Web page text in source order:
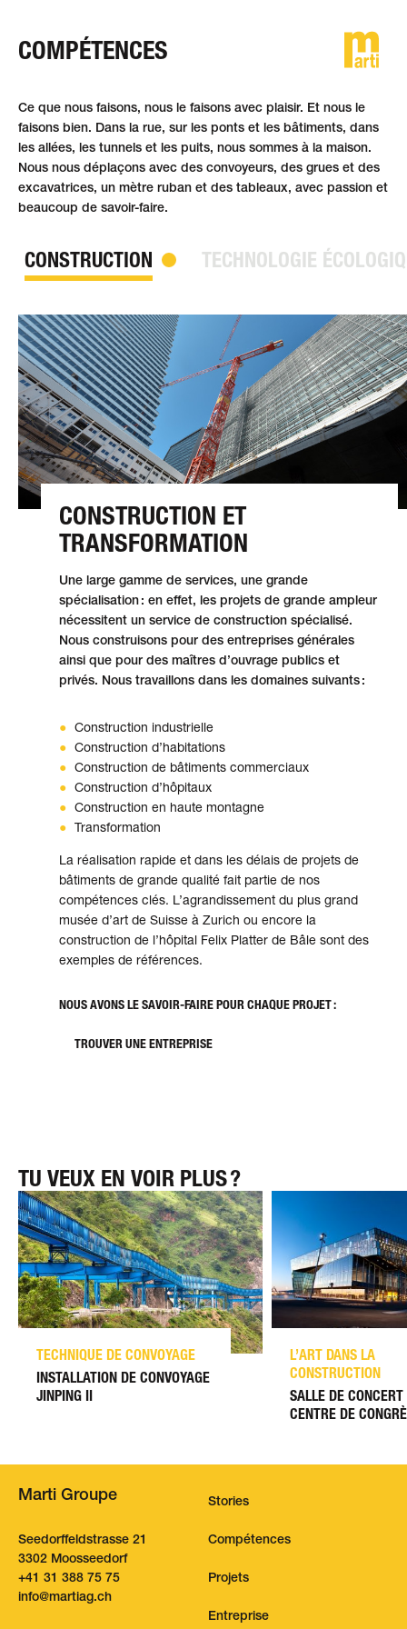
DE FR EN
COMPÉTENCES
Ce que nous faisons, nous le faisons avec plaisir. Et nous le
faisons bien. Dans la rue, sur les ponts et les bâtiments, dans
les allées, les tunnels et les puits, nous sommes à la maison.
Nous nous déplaçons avec des convoyeurs, des grues et des
excavatrices, un mètre ruban et des tableaux, avec passion et
beaucoup de savoir-faire.
CONSTRUCTION TECHNOLOGIE
CONSTRUCTION ET
TRANSFORMATION
Une large gamme de services, une grande
spécialisation : en effet, les projets de grande ampleur
nécessitent un service de construction spécialisé.
Nous construisons pour des entreprises générales
ainsi que pour des maîtres d’ouvrage publics et
privés. Nous travaillons dans les domaines suivants :
Construction industrielle
Construction d’habitations
Construction de bâtiments commerciaux
Construction d’hôpitaux
Construction en haute montagne
Transformation
La réalisation rapide et dans les délais de projets de
bâtiments de grande qualité fait partie de nos
compétences clés. L’agrandissement du plus grand
musée d’art de Suisse à Zurich ou encore la
construction de l’hôpital Felix Platter de Bâle sont des
exemples de références.
NOUS AVONS LE SAVOIR-FAIRE POUR CHAQUE PROJET :
TROUVER UNE ENTREPRISE
TU VEUX EN VOIR PLUS ?
TECHNIQUE DE CONVOYAGE
INSTALLATION DE CONVOYAGE
JINPING II
L’ART DANS LA
CONSTRUCTION
SALLE DE CONCERT
CENTRE DE
Marti Groupe
Seedorffeldstrasse 21
3302 Moosseedorf
+41 31 388 75 75
nf
m rt g ch
Stories
Compétences
Projets
Entreprise